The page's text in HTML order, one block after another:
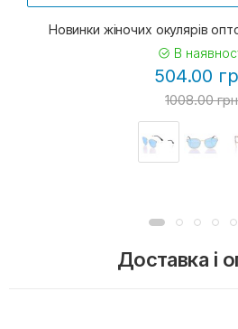
Новинки жіночих окулярів
В
504.00
1008.00 грн
Доставка і